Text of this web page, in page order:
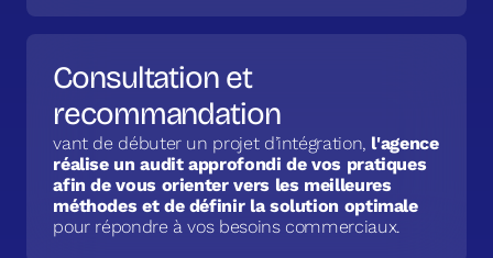
Consultation et
recommandation
vant de débuter un projet d’intégration, l'agence
réalise un audit approfondi de vos pratiques
afin de vous orienter vers les meilleures
méthodes et de définir la solution optimale
pour répondre à vos besoins commerciaux.